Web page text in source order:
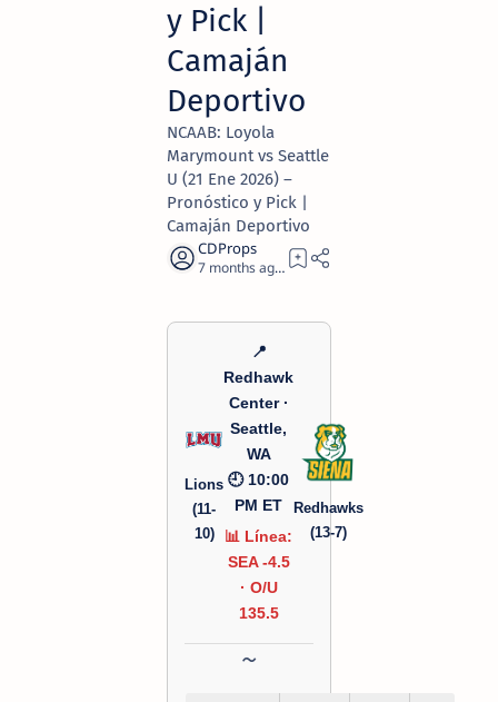
y Pick |
Camaján
Deportivo
NCAAB: Loyola
Marymount vs Seattle
U (21 Ene 2026) –
Pronóstico y Pick |
Camaján Deportivo
7 months ago 1
Lions
(11-
10)
📍
Redhawk
Center ·
Seattle,
WA
🕘 10:00
PM ET
📊 Línea:
SEA -4.5
· O/U
135.5
Redhawks
(13-7)